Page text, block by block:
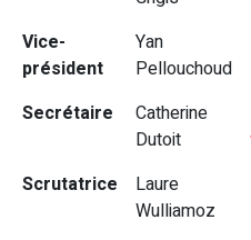
Vice-
président
Yan
Pellouchoud
Secrétaire
Catherine
Dutoit
Scrutatrice
Laure
Wulliamoz